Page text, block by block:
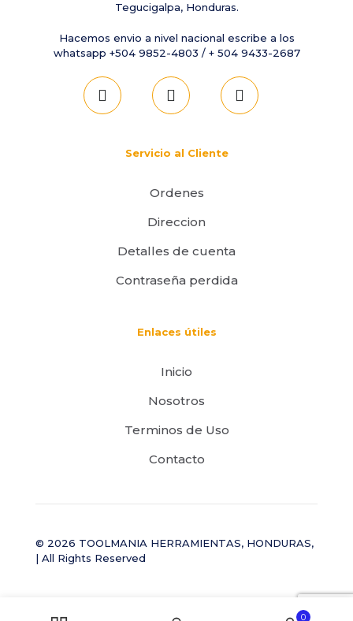
Tegucigalpa, Honduras.
Hacemos envio a nivel nacional escribe a los
whatsapp +504 9852-4803 / + 504 9433-2687
Servicio al Cliente
Ordenes
Direccion
Detalles de cuenta
Contraseña perdida
Enlaces útiles
Inicio
Nosotros
Terminos de Uso
Contacto
© 2026 TOOLMANIA HERRAMIENTAS, HONDURAS,
| All Rights Reserved
0